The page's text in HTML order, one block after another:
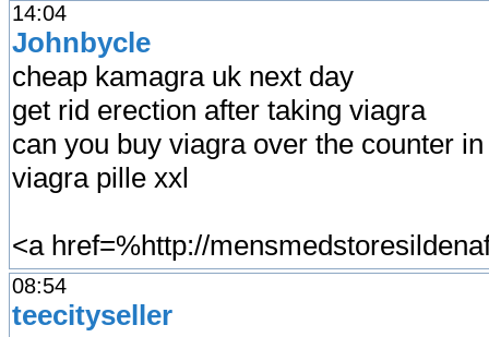
14:04
Johnbycle
cheap kamagra uk next day
get rid erection after taking viagra
can you buy viagra over the counter
viagra pille xxl
<a href=%http://
08:54
teecityseller